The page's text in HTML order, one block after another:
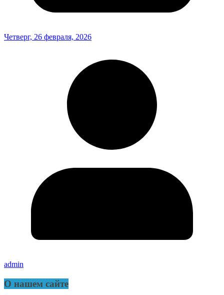
Четверг, 26 февраля, 2026
admin
О нашем сайте